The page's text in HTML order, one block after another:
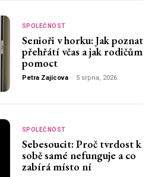
SPOLEČNOST
Senioři v horku: Jak poznat
přehřátí včas a jak rodičům
pomoct
Petra Zajícova - 5 srpna, 2026
SPOLEČNOST
Sebesoucit: Proč tvrdost k
sobě samé nefunguje a co
zabírá místo ní